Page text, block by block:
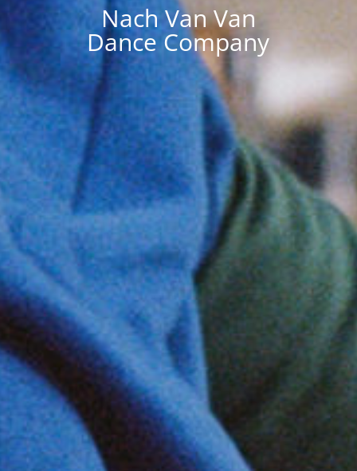
Nach Van Van
Dance Company